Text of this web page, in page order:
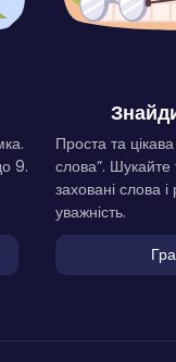
9.
Проста та
слова”.
заховані слова
уважність.